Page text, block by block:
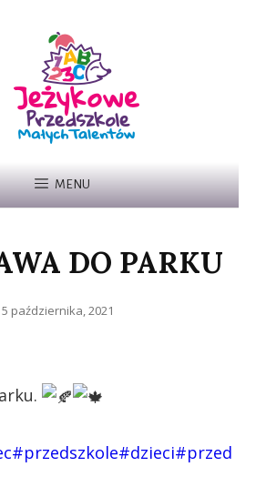
MENU
DO PARKU
Posted
5 października, 2021
#przedszkole#dzieci#przed